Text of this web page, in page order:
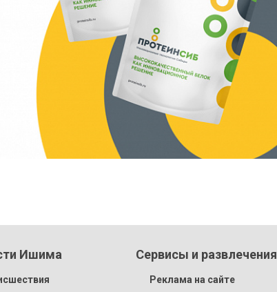
Ишима Сервисы и развлечения
Реклама на сайте